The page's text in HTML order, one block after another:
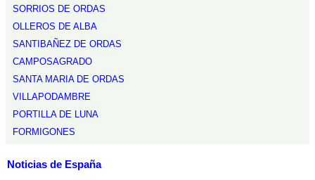
SORRIOS DE ORDAS
OLLEROS DE ALBA
SANTIBAÑEZ DE ORDAS
CAMPOSAGRADO
SANTA MARIA DE ORDAS
VILLAPODAMBRE
PORTILLA DE LUNA
FORMIGONES
Noticias de España